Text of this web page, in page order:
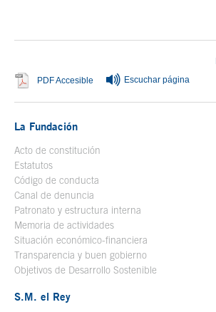
PDF Accesible Se abre en ventana nueva
Escuchar página
La Fundación
Acto de constitución
Estatutos
Código de conducta
Canal de denuncia
Patronato y estructura interna
Memoria de actividades
Situación económico-financiera
Transparencia y buen gobierno
Objetivos de Desarrollo Sostenible
S.M. el Rey